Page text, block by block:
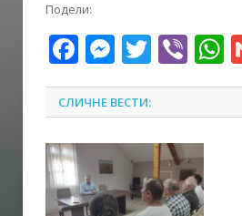
Подели:
Facebook
СЛИЧНЕ ВЕСТИ: